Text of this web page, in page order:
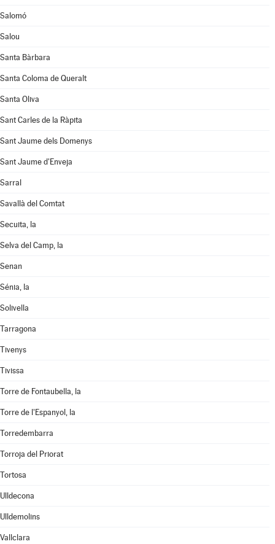
Salomó
Salou
Santa Bàrbara
Santa Coloma de Queralt
Santa Oliva
Sant Carles de la Ràpita
Sant Jaume dels Domenys
Sant Jaume d'Enveja
Sarral
Savallà del Comtat
Secuita, la
Selva del Camp, la
Senan
Sénia, la
Solivella
Tarragona
Tivenys
Tivissa
Torre de Fontaubella, la
Torre de l'Espanyol, la
Torredembarra
Torroja del Priorat
Tortosa
Ulldecona
Ulldemolins
Vallclara